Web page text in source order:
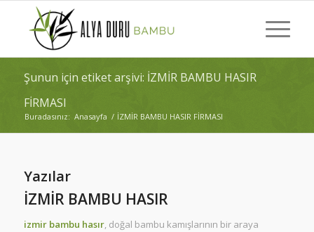
Şunun için etiket arşivi: İZMİR BAMBU HASIR
FİRMASI
Buradasınız: Anasayfa / İZMİR BAMBU HASIR FİRMASI
Yazılar
İZMİR BAMBU HASIR
izmir bambu hasır, doğal bambu kamışlarının bir araya